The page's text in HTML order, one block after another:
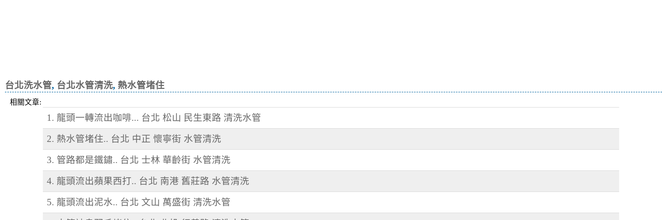
台北洗水管, 台北水管清洗, 熱水管堵住
相關文章:
1. 龍頭一轉流出咖啡... 台北 松山 民生東路 清洗水管
2. 熱水管堵住.. 台北 中正 懷寧街 水管清洗
3. 管路都是鐵鏽.. 台北 士林 華齡街 水管清洗
4. 龍頭流出蘋果西打.. 台北 南港 舊莊路 水管清洗
5. 龍頭流出泥水.. 台北 文山 萬盛街 清洗水管